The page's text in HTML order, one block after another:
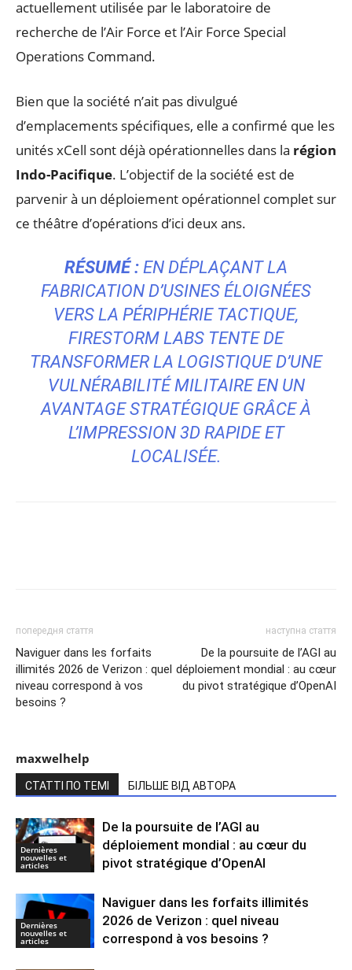
actuellement utilisée par le laboratoire de
recherche de l’Air Force et l’Air Force Special
Operations Command.
Bien que la société n’ait pas divulgué
d’emplacements spécifiques, elle a confirmé que les
unités xCell sont déjà opérationnelles dans la région
Indo-Pacifique. L’objectif de la société est de
parvenir à un déploiement opérationnel complet sur
ce théâtre d’opérations d’ici deux ans.
RÉSUMÉ : EN DÉPLAÇANT LA
FABRICATION D’USINES ÉLOIGNÉES
VERS LA PÉRIPHÉRIE TACTIQUE,
FIRESTORM LABS TENTE DE
TRANSFORMER LA LOGISTIQUE D’UNE
VULNÉRABILITÉ MILITAIRE EN UN
AVANTAGE STRATÉGIQUE GRÂCE À
L’IMPRESSION 3D RAPIDE ET
LOCALISÉE.
попередня стаття
Naviguer dans les forfaits
illimités 2026 de Verizon : quel
niveau correspond à vos
besoins ?
наступна стаття
De la poursuite de l’AGI au
déploiement mondial : au cœur
du pivot stratégique d’OpenAI
maxwelhelp
СТАТТІ ПО ТЕМІ БІЛЬШЕ ВІД АВТОРА
Dernières
nouvelles et
articles
De la poursuite de l’AGI au
déploiement mondial : au cœur du
pivot stratégique d’OpenAI
Dernières
nouvelles et
articles
Naviguer dans les forfaits illimités
2026 de Verizon : quel niveau
correspond à vos besoins ?